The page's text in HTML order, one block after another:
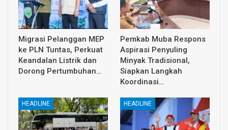
Migrasi Pelanggan MEP
ke PLN Tuntas, Perkuat
Keandalan Listrik dan
Dorong Pertumbuhan…
Pemkab Muba Respons
Aspirasi Penyuling
Minyak Tradisional,
Siapkan Langkah
Koordinasi…
HEADLINE HEADLINE